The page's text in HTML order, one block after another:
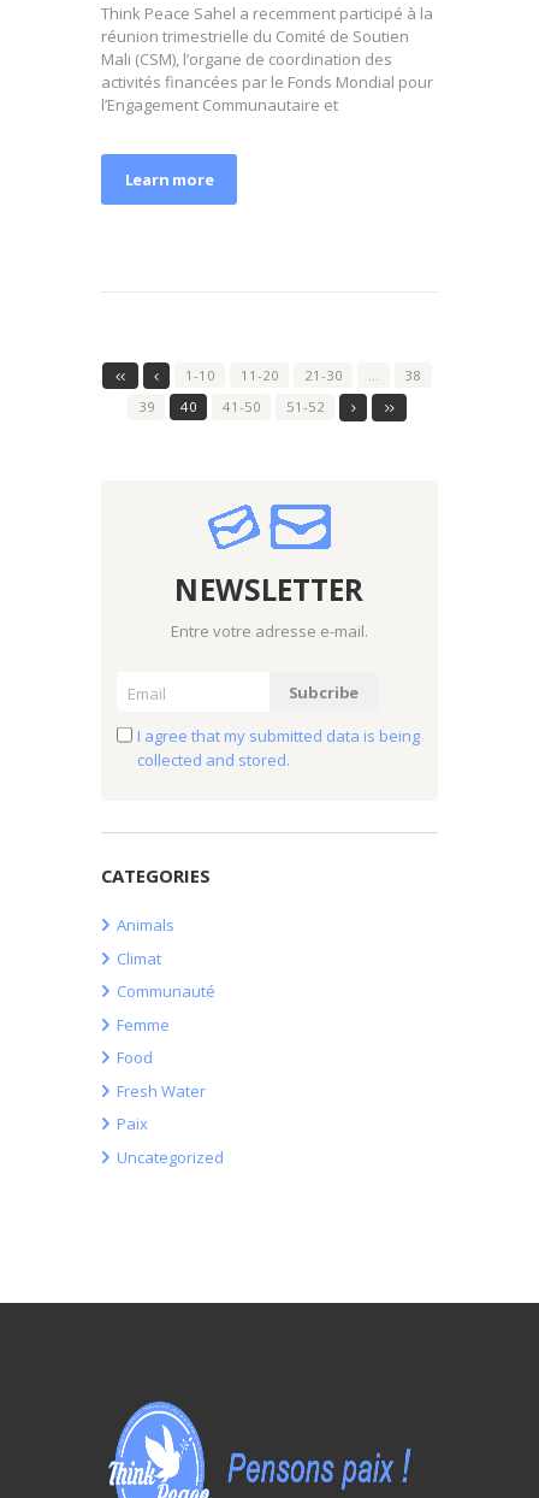
Think Peace Sahel a recemment participé à la
réunion trimestrielle du Comité de Soutien
Mali (CSM), l’organe de coordination des
activités financées par le Fonds Mondial pour
l’Engagement Communautaire et
Learn more
1-10 11-20 21-30
38
39
40 41-50 51-52
NEWSLETTER
Entre votre adresse e-mail.
I agree that my submitted data is being
collected and stored.
CATEGORIES
Animals
Climat
Communauté
Femme
Food
Fresh Water
Paix
Uncategorized